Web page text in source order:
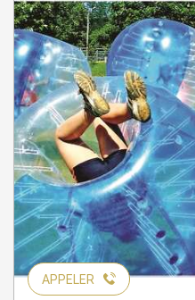
APPELER